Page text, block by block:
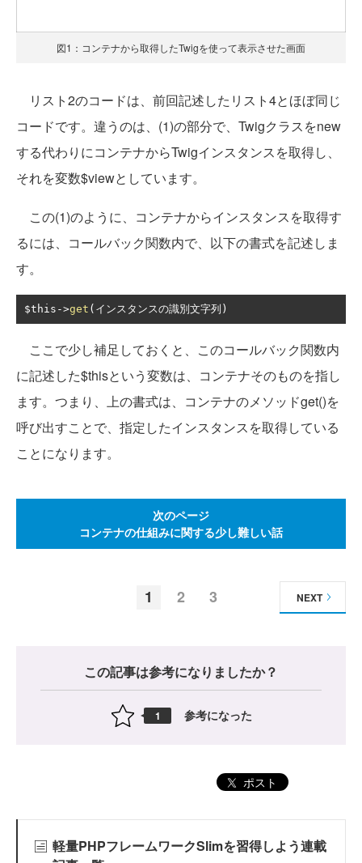
図1：コンテナから取得したTwigを使って表示させた画面
リスト2のコードは、前回記述したリスト4とほぼ同じ
コードです。違うのは、(1)の部分で、Twigクラスをnew
する代わりにコンテナからTwigインスタンスを取得し、
それを変数$viewとしています。
この(1)のように、コンテナからインスタンスを取得す
るには、コールバック関数内で、以下の書式を記述しま
す。
$this ->get (インスタンスの識別文字列)
ここで少し補足しておくと、このコールバック関数内
に記述した$thisという変数は、コンテナそのものを指し
ます。つまり、上の書式は、コンテナのメソッドget()を
呼び出すことで、指定したインスタンスを取得している
ことになります。
次のページ
コンテナの仕組みに関する少し難しい話
1 2 3 NEXT
この記事は参考になりましたか？
1 参考になった
ポスト
軽量PHPフレームワークSlimを習得しよう連載